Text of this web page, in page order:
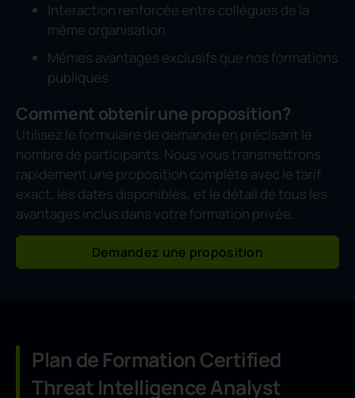
Interaction renforcée entre collègues de la
même organisation
Mêmes avantages exclusifs que nos formations
publiques
Comment obtenir une proposition?
Utilisez le formulaire de demande en précisant le
nombre de participants. Nous vous transmettrons
rapidement une proposition complète avec le tarif
exact, les dates disponibles, et le détail de tous les
avantages inclus dans votre formation privée.
Demandez une proposition
Plan de Formation Certified
Threat Intelligence Analyst